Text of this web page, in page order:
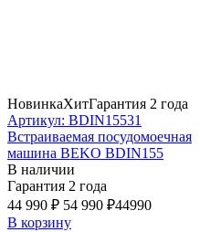
НовинкаХитГарантия 2 года
Артикул: BDIN15531
Встраиваемая посудомоечная
машина BEKO BDIN155
В наличии
Гарантия 2 года
44 990 ₽ 54 990 ₽44990
В корзину